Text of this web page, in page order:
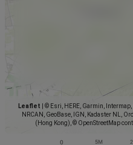
Leaflet
© Esri, HERE, Garmin, Intermap,
NRCAN, GeoBase, IGN, Kadaster NL,
(Hong Kong), © OpenStreetMap